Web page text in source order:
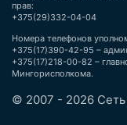
прав:
+375(29)332-04-04
Номера телефонов
+375(17)390-42-95 –
+375(17)218-00-82 –
Мингорисполкома.
© 2007 - 2026 Сеть